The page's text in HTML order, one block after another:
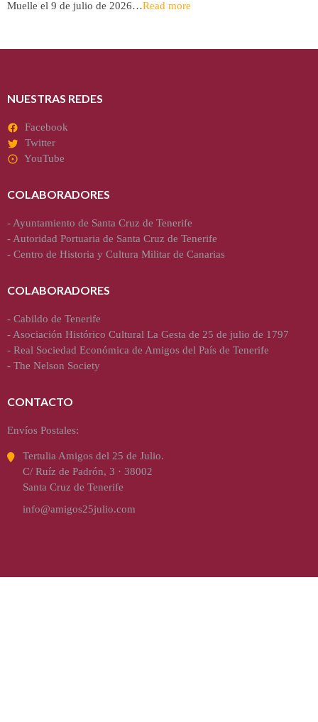
Muelle el 9 de julio de 2026…Read more
NUESTRAS REDES
Facebook
Twitter
YouTube
COLABORADORES
- Ayuntamiento de Santa Cruz de Tenerife
- Autoridad Portuaria de Santa Cruz de Tenerife
- Centro de Historia y Cultura Militar de Canarias
COLABORADORES
- Cabildo de Tenerife
- Asociación Histórico Cultural La Gesta de 25 de julio de 1797
- Real Sociedad Económica de Amigos del País de Tenerife
- The Nelson Society
CONTACTO
Envíos Postales:
Tertulia Amigos del 25 de Julio.
C/ Ruíz de Padrón, 3 · 38002
Santa Cruz de Tenerife
info@amigos25julio.com